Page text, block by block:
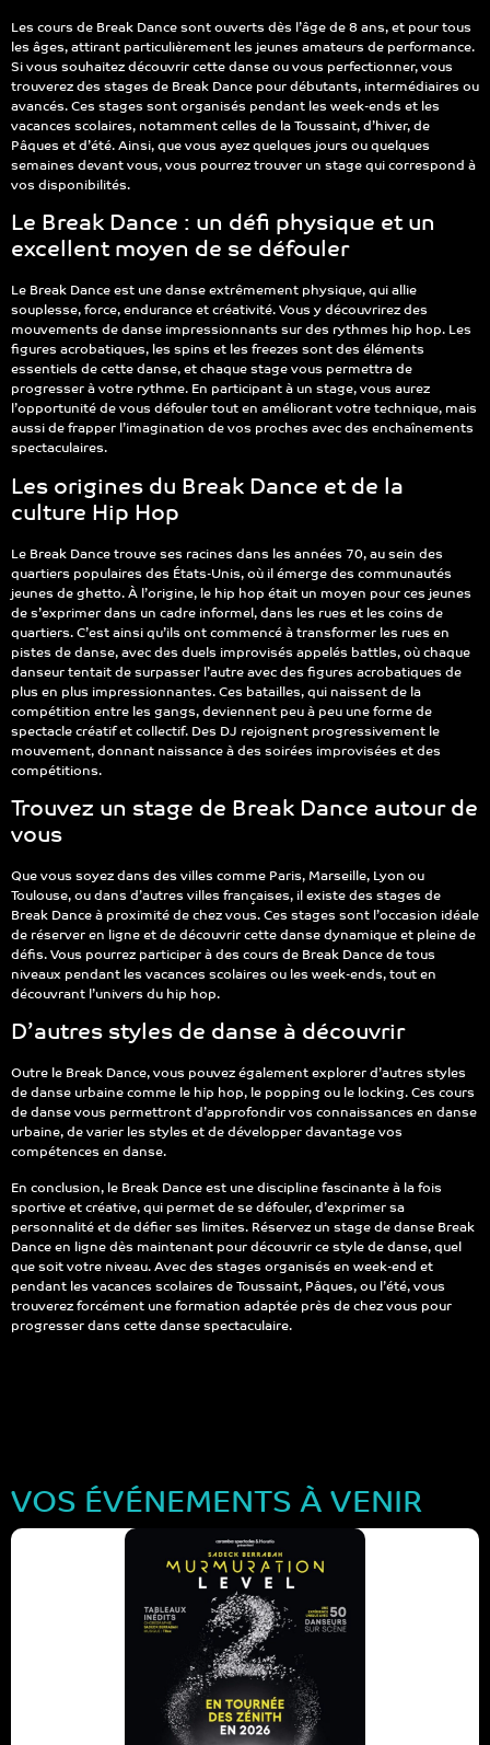
Les cours de Break Dance sont ouverts dès l’âge de 8 ans, et pour tous
les âges, attirant particulièrement les jeunes amateurs de performance.
Si vous souhaitez découvrir cette danse ou vous perfectionner, vous
trouverez des stages de Break Dance pour débutants, intermédiaires ou
avancés. Ces stages sont organisés pendant les week-ends et les
vacances scolaires, notamment celles de la Toussaint, d’hiver, de
Pâques et d’été. Ainsi, que vous ayez quelques jours ou quelques
semaines devant vous, vous pourrez trouver un stage qui correspond à
vos disponibilités.
Le Break Dance : un défi physique et un
excellent moyen de se défouler
Le Break Dance est une danse extrêmement physique, qui allie
souplesse, force, endurance et créativité. Vous y découvrirez des
mouvements de danse impressionnants sur des rythmes hip hop. Les
figures acrobatiques, les spins et les freezes sont des éléments
essentiels de cette danse, et chaque stage vous permettra de
progresser à votre rythme. En participant à un stage, vous aurez
l’opportunité de vous défouler tout en améliorant votre technique, mais
aussi de frapper l’imagination de vos proches avec des enchaînements
spectaculaires.
Les origines du Break Dance et de la
culture Hip Hop
Le Break Dance trouve ses racines dans les années 70, au sein des
quartiers populaires des États-Unis, où il émerge des communautés
jeunes de ghetto. À l’origine, le hip hop était un moyen pour ces jeunes
de s’exprimer dans un cadre informel, dans les rues et les coins de
quartiers. C’est ainsi qu’ils ont commencé à transformer les rues en
pistes de danse, avec des duels improvisés appelés battles, où chaque
danseur tentait de surpasser l’autre avec des figures acrobatiques de
plus en plus impressionnantes. Ces batailles, qui naissent de la
compétition entre les gangs, deviennent peu à peu une forme de
spectacle créatif et collectif. Des DJ rejoignent progressivement le
mouvement, donnant naissance à des soirées improvisées et des
compétitions.
Trouvez un stage de Break Dance autour de
vous
Que vous soyez dans des villes comme Paris, Marseille, Lyon ou
Toulouse, ou dans d’autres villes françaises, il existe des stages de
Break Dance à proximité de chez vous. Ces stages sont l’occasion idéale
de réserver en ligne et de découvrir cette danse dynamique et pleine de
défis. Vous pourrez participer à des cours de Break Dance de tous
niveaux pendant les vacances scolaires ou les week-ends, tout en
découvrant l’univers du hip hop.
D’autres styles de danse à découvrir
Outre le Break Dance, vous pouvez également explorer d’autres styles
de danse urbaine comme le hip hop, le popping ou le locking. Ces cours
de danse vous permettront d’approfondir vos connaissances en danse
urbaine, de varier les styles et de développer davantage vos
compétences en danse.
En conclusion, le Break Dance est une discipline fascinante à la fois
sportive et créative, qui permet de se défouler, d’exprimer sa
personnalité et de défier ses limites. Réservez un stage de danse Break
Dance en ligne dès maintenant pour découvrir ce style de danse, quel
que soit votre niveau. Avec des stages organisés en week-end et
pendant les vacances scolaires de Toussaint, Pâques, ou l’été, vous
trouverez forcément une formation adaptée près de chez vous pour
progresser dans cette danse spectaculaire.
VOS ÉVÉNEMENTS À VENIR